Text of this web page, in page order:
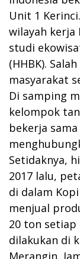
Unit 1
wilayah kerja
studi
(HHBK).
masyarakat
Di samping
kelompok
bekerja
Setidaknya,
2017 lalu,
di dalam
menjual
20 ton setiap
dilakukan di
Merangin,